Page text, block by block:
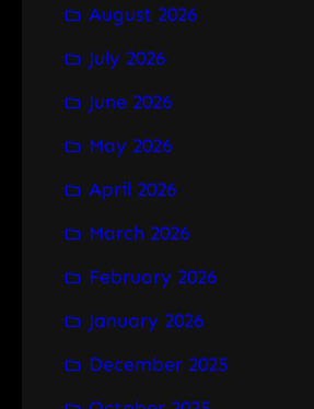
c
h
August 2026
July 2026
June 2026
May 2026
April 2026
March 2026
February 2026
January 2026
December 2025